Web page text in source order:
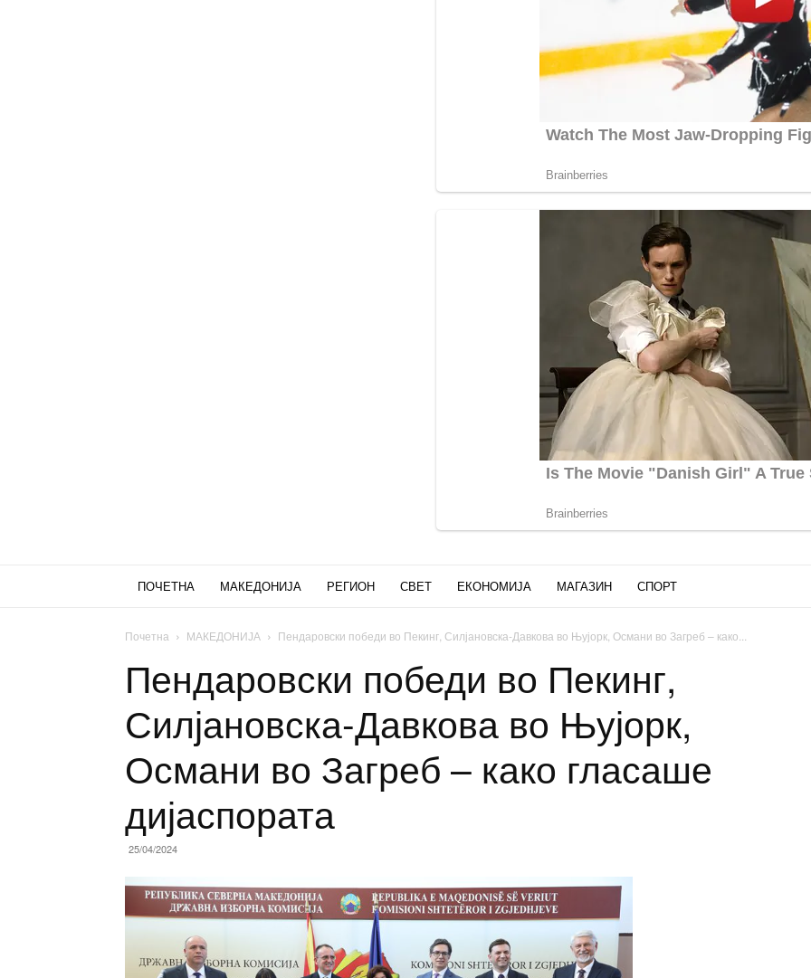
ПОЧЕТНА МАКЕДОНИЈА РЕГИОН СВЕТ ЕКОНОМИЈА МАГАЗИН СПОРТ
Почетна МАКЕДОНИЈА Пендаровски победи во Пекинг, Силјановска-Давкова во Њујорк, Османи во Загреб – како...
Пендаровски победи во Пекинг,
Силјановска-Давкова во Њујорк,
Османи во Загреб – како гласаше
дијаспората
25/04/2024